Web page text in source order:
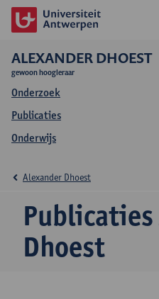
ALEXANDER DHOEST
gewoon hoogleraar
Onderzoek
Publicaties
Onderwijs
Dhoest
Alexander Dhoest